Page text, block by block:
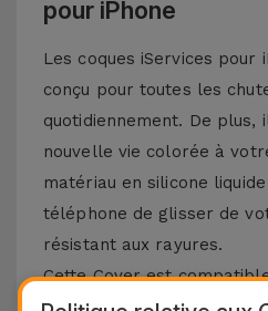
pour iPhone
Les coques iServices pour
conçu pour toutes les
quotidiennement. De plus,
nouvelle vie colorée à
matériau en silicone
téléphone de glisser de
résistant aux rayures.
Cette Cover est
14, 13, 12, entre autres,